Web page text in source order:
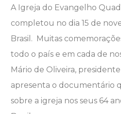
A Igreja do Evangelho
completou no dia 15 de
Brasil. Muitas
todo o país e em cada de
Mário de Oliveira,
apresenta o documentário
sobre a igreja nos seus 64